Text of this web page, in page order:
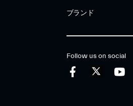
ブランド
Follow us on social